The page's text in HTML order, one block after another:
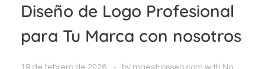
Diseño de Logo Profesional
para Tu Marca con nosotros
19 de febrero de 2026 by maestrosseo.com with No